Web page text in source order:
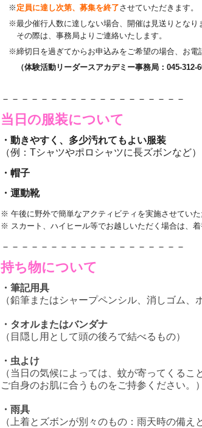
※ 定員に達し次第、募集を終了させていただきます。
※最少催行人数に達しない場合、開催は見送りとなり
その際は、事務局よりご連絡いたします。
※締切日を過ぎてからお申込みをご希望の場合、お電
（体験活動リーダースアカデミー事務局：045-312-
－－－－－－－－－－－－－－－－－－－
当日の服装について
・動きやすく、多少汚れてもよい服装
（例：Tシャツやポロシャツに長ズボンなど）
・帽子
・運動靴
※ 午後に野外で簡単なアクティビティを実施させていた
※ スカート、ハイヒール等でお越しいただく場合は、着
－－－－－－－－－－－－－－－－－－－
持ち物について
・筆記用具
（鉛筆またはシャープペンシル、消しゴム、
・タオルまたはバンダナ
（目隠し用として頭の後ろで結べるもの）
・虫よけ
（当日の気候によっては、蚊が寄ってくるこ
ご自身のお肌に合うものをご持参ください。
）
・雨具
（上着とズボンが別々のもの：雨天時の備え